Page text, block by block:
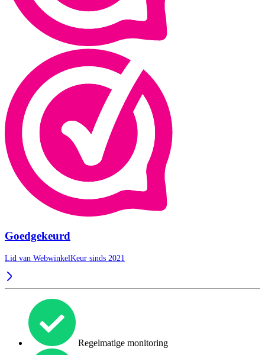
Goedgekeurd
Lid van WebwinkelKeur sinds 2021
Regelmatige monitoring